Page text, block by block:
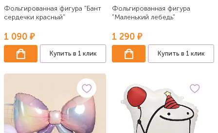
Фольгированная фигура "Бант
сердечки красный"
1 090 ₽
Купить в 1 клик
Фольгированная фигура
"Маленький лебедь"
1 290 ₽
Купить в 1 клик